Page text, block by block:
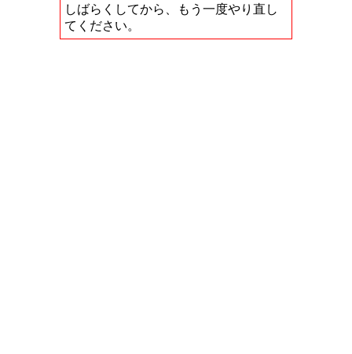
しばらくしてから、もう一度やり直し
てください。